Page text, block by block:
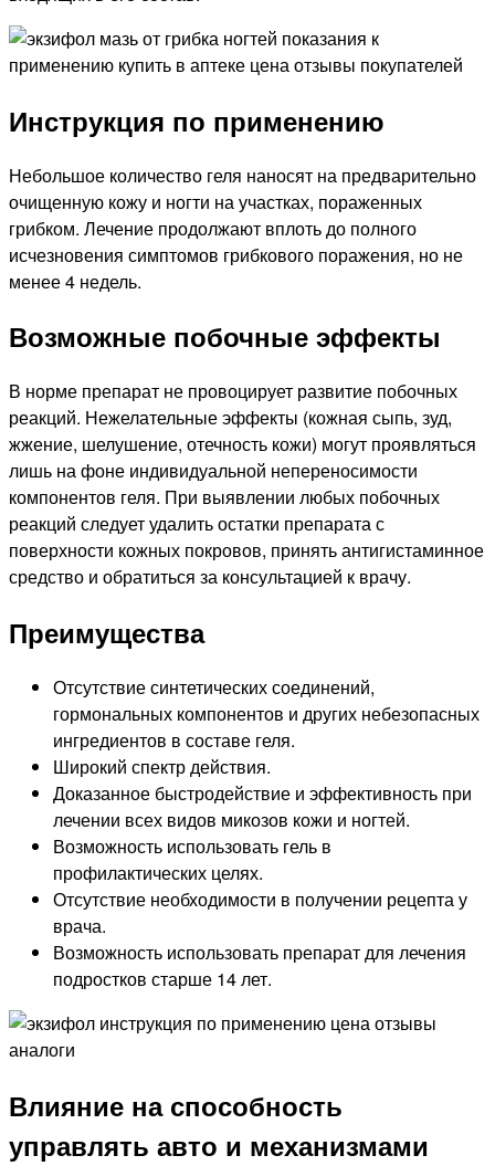
Инструкция по применению
Небольшое количество геля наносят на предварительно
очищенную кожу и ногти на участках, пораженных
грибком. Лечение продолжают вплоть до полного
исчезновения симптомов грибкового поражения, но не
менее 4 недель.
Возможные побочные эффекты
В норме препарат не провоцирует развитие побочных
реакций. Нежелательные эффекты (кожная сыпь, зуд,
жжение, шелушение, отечность кожи) могут проявляться
лишь на фоне индивидуальной непереносимости
компонентов геля. При выявлении любых побочных
реакций следует удалить остатки препарата с
поверхности кожных покровов, принять антигистаминное
средство и обратиться за консультацией к врачу.
Преимущества
Отсутствие синтетических соединений,
гормональных компонентов и других небезопасных
ингредиентов в составе геля.
Широкий спектр действия.
Доказанное быстродействие и эффективность при
лечении всех видов микозов кожи и ногтей.
Возможность использовать гель в
профилактических целях.
Отсутствие необходимости в получении рецепта у
врача.
Возможность использовать препарат для лечения
подростков старше 14 лет.
Влияние на способность
управлять авто и механизмами